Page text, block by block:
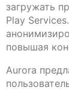
загружать
Play
повышая
Aurora